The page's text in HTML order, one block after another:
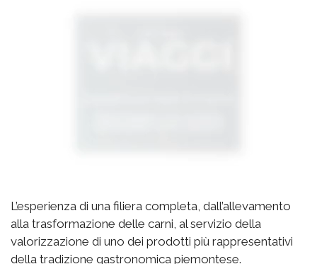
L’esperienza di una filiera completa, dall’allevamento
alla trasformazione delle carni, al servizio della
valorizzazione di uno dei prodotti più rappresentativi
della tradizione gastronomica piemontese.